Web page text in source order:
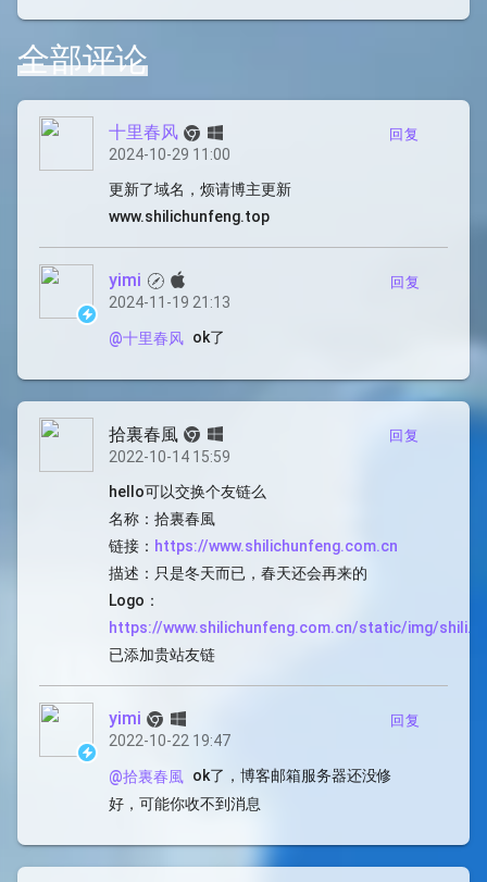
全部评论
十里春风
2024-10-29 11:00
回复
更新了域名，烦请博主更新
www.shilichunfeng.top
yimi
2024-11-19 21:13
回复
@十里春风 ok了
拾裏春風
2022-10-14 15:59
回复
hello可以交换个友链么
名称：拾裏春風
链接： https://www.shilichunfeng.com.cn
描述：只是冬天而已，春天还会再来的
Logo：
https://www.shilichunfeng.com.cn/static/img/
已添加贵站友链
yimi
2022-10-22 19:47
回复
@拾裏春風 ok了，博客邮箱服务器还没修
好，可能你收不到消息